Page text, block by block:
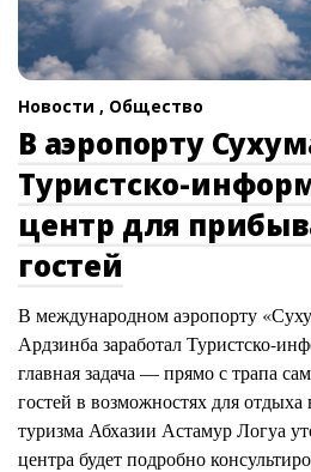
Новости , Общество
В аэропорту
Туристско-
центр для
гостей
В международном аэропорту
Ардзинба заработал Туристско-
главная задача — прямо с трапа
гостей в возможностях для
туризма Абхазии Астамур Логуа
центра будет подробно